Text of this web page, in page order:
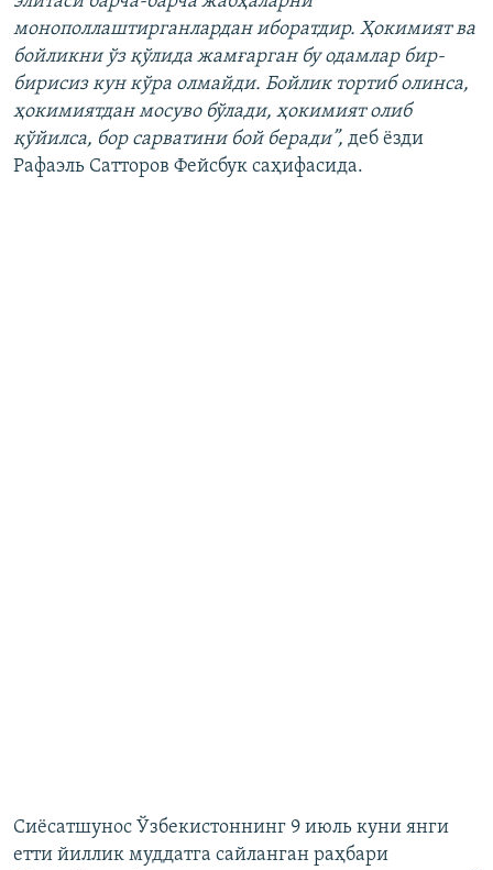
монополлаштирганлардан иборатдир. Ҳокимият ва
бойликни ўз қўлида жамғарган бу одамлар бир-
бирисиз кун кўра олмайди. Бойлик тортиб олинса,
ҳокимиятдан мосуво бўлади, ҳокимият олиб
қўйилса, бор сарватини бой беради”, деб ёзди
Рафаэль Сатторов Фейсбук саҳифасида.
Сиёсатшунос Ўзбекистоннинг 9 июль куни янги
етти йиллик муддатга сайланган раҳбари